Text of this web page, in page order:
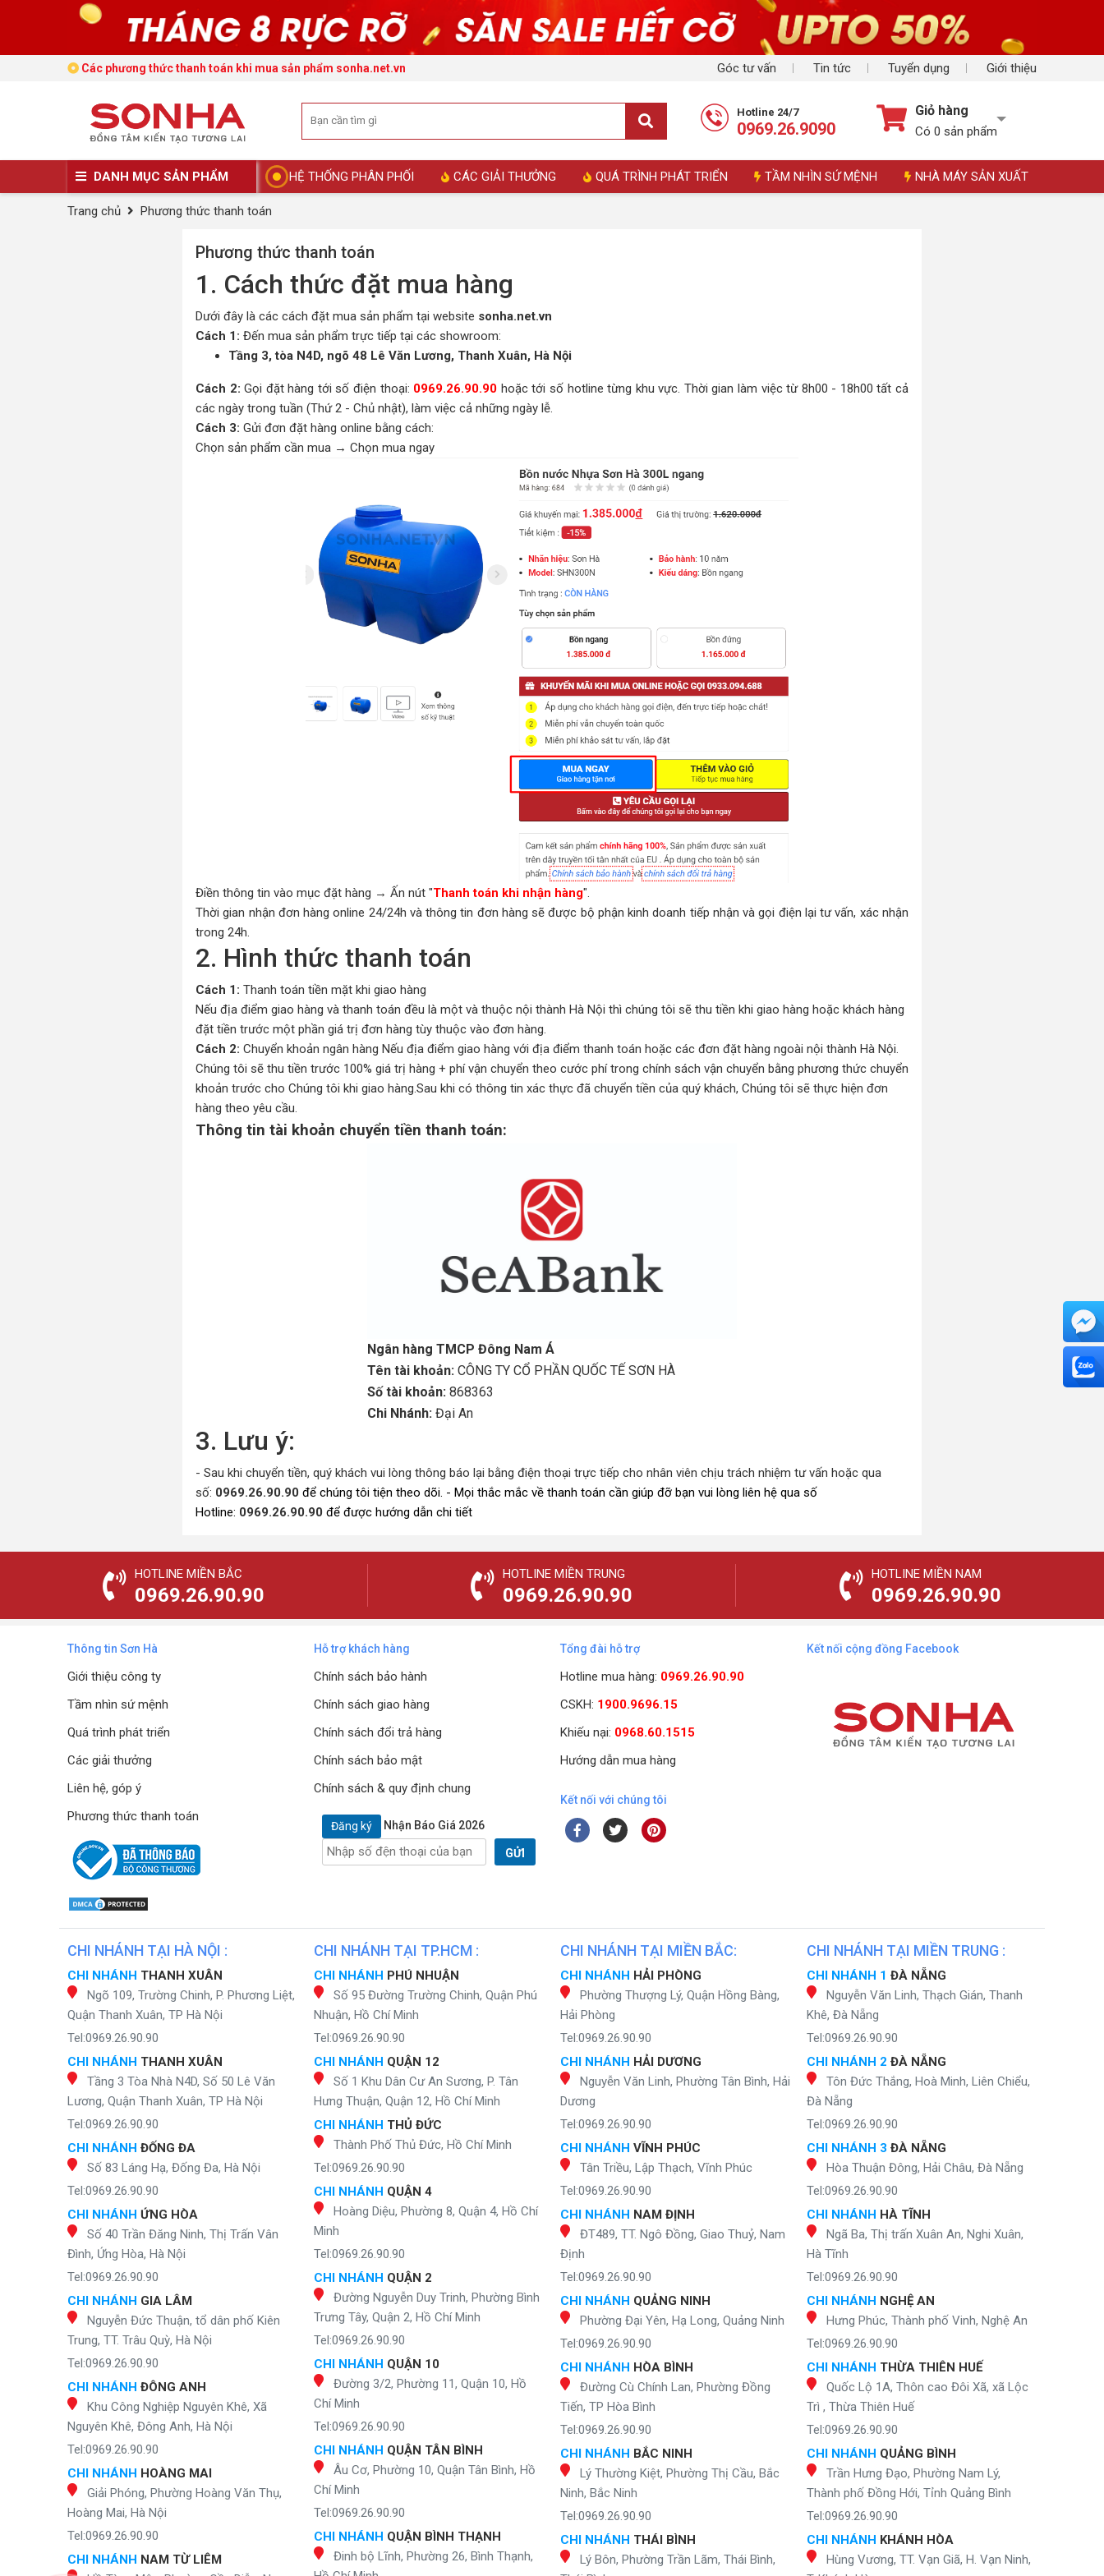
Góc tư vấn Tin tức Tuyển dụng Giới thiệu
Các phương thức thanh toán khi mua sản phẩm sonha.net.vn
Hotline 24/7
0969.26.9090
Giỏ hàng
Có 0 sản phẩm
DANH MỤC SẢN PHẨM HỆ THỐNG PHÂN PHỐI CÁC GIẢI THƯỞNG QUÁ TRÌNH PHÁT TRIỂN TẦM NHÌN SỨ MỆNH NHÀ MÁY SẢN XUẤT
Trang chủ Phương thức thanh toán
Phương thức thanh toán
1. Cách thức đặt mua hàng
Dưới đây là các cách đặt mua sản phẩm tại website sonha.net.vn
Cách 1: Đến mua sản phẩm trực tiếp tại các showroom:
Tầng 3, tòa N4D, ngõ 48 Lê Văn Lương, Thanh Xuân, Hà Nội
Cách 2: Gọi đặt hàng tới số điện thoại: 0969.26.90.90 hoặc tới số hotline từng khu vực. Thời gian làm việc từ 8h00 - 18h00 tất cả
các ngày trong tuần (Thứ 2 - Chủ nhật), làm việc cả những ngày lễ.
Cách 3: Gửi đơn đặt hàng online bằng cách:
Chọn sản phẩm cần mua → Chọn mua ngay
Điền thông tin vào mục đặt hàng → Ấn nút "Thanh toán khi nhận hàng".
Thời gian nhận đơn hàng online 24/24h và thông tin đơn hàng sẽ được bộ phận kinh doanh tiếp nhận và gọi điện lại tư vấn, xác nhận
trong 24h.
2. Hình thức thanh toán
Cách 1: Thanh toán tiền mặt khi giao hàng
Nếu địa điểm giao hàng và thanh toán đều là một và thuộc nội thành Hà Nội thì chúng tôi sẽ thu tiền khi giao hàng hoặc khách hàng
đặt tiền trước một phần giá trị đơn hàng tùy thuộc vào đơn hàng.
Cách 2: Chuyển khoản ngân hàng Nếu địa điểm giao hàng với địa điểm thanh toán hoặc các đơn đặt hàng ngoài nội thành Hà Nội.
Chúng tôi sẽ thu tiền trước 100% giá trị hàng + phí vận chuyển theo cước phí trong chính sách vận chuyển bằng phương thức chuyển
khoản trước cho Chúng tôi khi giao hàng.Sau khi có thông tin xác thực đã chuyển tiền của quý khách, Chúng tôi sẽ thực hiện đơn
hàng theo yêu cầu.
Thông tin tài khoản chuyển tiền thanh toán:
Ngân hàng TMCP Đông Nam Á
Tên tài khoản: CÔNG TY CỔ PHẦN QUỐC TẾ SƠN HÀ
Số tài khoản: 868363
Chi Nhánh: Đại An
3. Lưu ý:
- Sau khi chuyển tiền, quý khách vui lòng thông báo lại bằng điện thoại trực tiếp cho nhân viên chịu trách nhiệm tư vấn hoặc qua
số: 0969.26.90.90 để chúng tôi tiện theo dõi. - Mọi thắc mắc về thanh toán cần giúp đỡ bạn vui lòng liên hệ qua số
Hotline: 0969.26.90.90 để được hướng dẫn chi tiết
HOTLINE MIỀN BẮC
0969.26.90.90
HOTLINE MIỀN TRUNG
0969.26.90.90
HOTLINE MIỀN NAM
0969.26.90.90
Thông tin Sơn Hà
Giới thiệu công ty
Tầm nhìn sứ mệnh
Quá trình phát triển
Các giải thưởng
Liên hệ, góp ý
Phương thức thanh toán
Hỗ trợ khách hàng
Chính sách bảo hành
Chính sách giao hàng
Chính sách đổi trả hàng
Chính sách bảo mật
Chính sách & quy định chung
Đăng ký Nhận Báo Giá 2026
GỬI
Tổng đài hỗ trợ
Hotline mua hàng: 0969.26.90.90
CSKH: 1900.9696.15
Khiếu nại: 0968.60.1515
Hướng dẫn mua hàng
Kết nối với chúng tôi
Kết nối cộng đồng Facebook
CHI NHÁNH TẠI HÀ NỘI :
CHI NHÁNH THANH XUÂN
Ngõ 109, Trường Chinh, P. Phương Liệt,
Quận Thanh Xuân, TP Hà Nội
Tel:0969.26.90.90
CHI NHÁNH THANH XUÂN
Tầng 3 Tòa Nhà N4D, Số 50 Lê Văn
Lương, Quận Thanh Xuân, TP Hà Nội
Tel:0969.26.90.90
CHI NHÁNH ĐỐNG ĐA
Số 83 Láng Hạ, Đống Đa, Hà Nội
Tel:0969.26.90.90
CHI NHÁNH ỨNG HÒA
Số 40 Trần Đăng Ninh, Thị Trấn Vân
Đình, Ứng Hòa, Hà Nội
Tel:0969.26.90.90
CHI NHÁNH GIA LÂM
Nguyễn Đức Thuận, tổ dân phố Kiên
Trung, TT. Trâu Quỳ, Hà Nội
Tel:0969.26.90.90
CHI NHÁNH ĐÔNG ANH
Khu Công Nghiệp Nguyên Khê, Xã
Nguyên Khê, Đông Anh, Hà Nội
Tel:0969.26.90.90
CHI NHÁNH HOÀNG MAI
Giải Phóng, Phường Hoàng Văn Thụ,
Hoàng Mai, Hà Nội
Tel:0969.26.90.90
CHI NHÁNH NAM TỪ LIÊM
CHI NHÁNH TẠI TP.HCM :
CHI NHÁNH PHÚ NHUẬN
Số 95 Đường Trường Chinh, Quận Phú
Nhuận, Hồ Chí Minh
Tel:0969.26.90.90
CHI NHÁNH QUẬN 12
Số 1 Khu Dân Cư An Sương, P. Tân
Hưng Thuận, Quận 12, Hồ Chí Minh
CHI NHÁNH THỦ ĐỨC
Thành Phố Thủ Đức, Hồ Chí Minh
Tel:0969.26.90.90
CHI NHÁNH QUẬN 4
Hoàng Diệu, Phường 8, Quận 4, Hồ Chí
Minh
Tel:0969.26.90.90
CHI NHÁNH QUẬN 2
Đường Nguyễn Duy Trinh, Phường Bình
Trưng Tây, Quận 2, Hồ Chí Minh
Tel:0969.26.90.90
CHI NHÁNH QUẬN 10
Đường 3/2, Phường 11, Quận 10, Hồ
Chí Minh
Tel:0969.26.90.90
CHI NHÁNH QUẬN TÂN BÌNH
Âu Cơ, Phường 10, Quận Tân Bình, Hồ
Chí Minh
Tel:0969.26.90.90
CHI NHÁNH QUẬN BÌNH THẠNH
Đinh bộ Lĩnh, Phường 26, Bình Thạnh,
CHI NHÁNH TẠI MIỀN BẮC:
CHI NHÁNH HẢI PHÒNG
Phường Thượng Lý, Quận Hồng Bàng,
Hải Phòng
Tel:0969.26.90.90
CHI NHÁNH HẢI DƯƠNG
Nguyễn Văn Linh, Phường Tân Bình, Hải
Dương
Tel:0969.26.90.90
CHI NHÁNH VĨNH PHÚC
Tân Triều, Lập Thạch, Vĩnh Phúc
Tel:0969.26.90.90
CHI NHÁNH NAM ĐỊNH
ĐT489, TT. Ngô Đồng, Giao Thuỷ, Nam
Định
Tel:0969.26.90.90
CHI NHÁNH QUẢNG NINH
Phường Đại Yên, Hạ Long, Quảng Ninh
Tel:0969.26.90.90
CHI NHÁNH HÒA BÌNH
Đường Cù Chính Lan, Phường Đồng
Tiến, TP Hòa Bình
Tel:0969.26.90.90
CHI NHÁNH BẮC NINH
Lý Thường Kiệt, Phường Thị Cầu, Bắc
Ninh, Bắc Ninh
Tel:0969.26.90.90
CHI NHÁNH THÁI BÌNH
Lý Bôn, Phường Trần Lãm, Thái Bình,
CHI NHÁNH TẠI MIỀN TRUNG :
CHI NHÁNH 1 ĐÀ NẴNG
Nguyễn Văn Linh, Thạch Gián, Thanh
Khê, Đà Nẵng
Tel:0969.26.90.90
CHI NHÁNH 2 ĐÀ NẴNG
Tôn Đức Thắng, Hoà Minh, Liên Chiểu,
Đà Nẵng
Tel:0969.26.90.90
CHI NHÁNH 3 ĐÀ NẴNG
Hòa Thuận Đông, Hải Châu, Đà Nẵng
Tel:0969.26.90.90
CHI NHÁNH HÀ TĨNH
Ngã Ba, Thị trấn Xuân An, Nghi Xuân,
Hà Tĩnh
Tel:0969.26.90.90
CHI NHÁNH NGHỆ AN
Hưng Phúc, Thành phố Vinh, Nghệ An
Tel:0969.26.90.90
CHI NHÁNH THỪA THIÊN HUẾ
Quốc Lộ 1A, Thôn cao Đôi Xã, xã Lộc
Trì , Thừa Thiên Huế
Tel:0969.26.90.90
CHI NHÁNH QUẢNG BÌNH
Trần Hưng Đạo, Phường Nam Lý,
Thành phố Đồng Hới, Tỉnh Quảng Bình
Tel:0969.26.90.90
CHI NHÁNH KHÁNH HÒA
Hùng Vương, TT. Vạn Giã, H. Vạn Ninh,